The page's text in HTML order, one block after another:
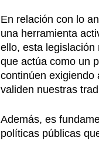
En relación con lo
una herramienta
ello, esta
que actúa como un
continúen exigiendo
validen nuestras
Además, es
políticas públicas